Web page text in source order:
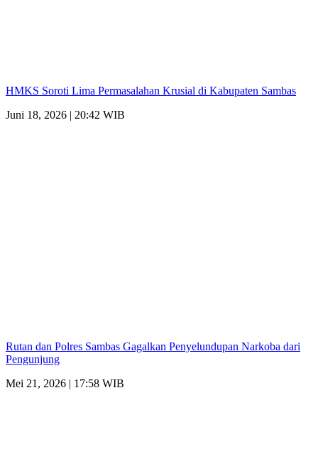
HMKS Soroti Lima Permasalahan Krusial di Kabupaten Sambas
Juni 18, 2026 | 20:42 WIB
Rutan dan Polres Sambas Gagalkan Penyelundupan Narkoba dari
Pengunjung
Mei 21, 2026 | 17:58 WIB